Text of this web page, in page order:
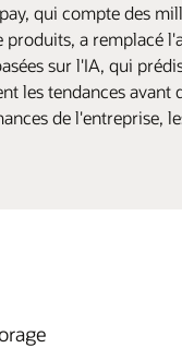
qui compte des
a remplacé
sur l'IA, qui
les tendances avant
de l'entreprise,